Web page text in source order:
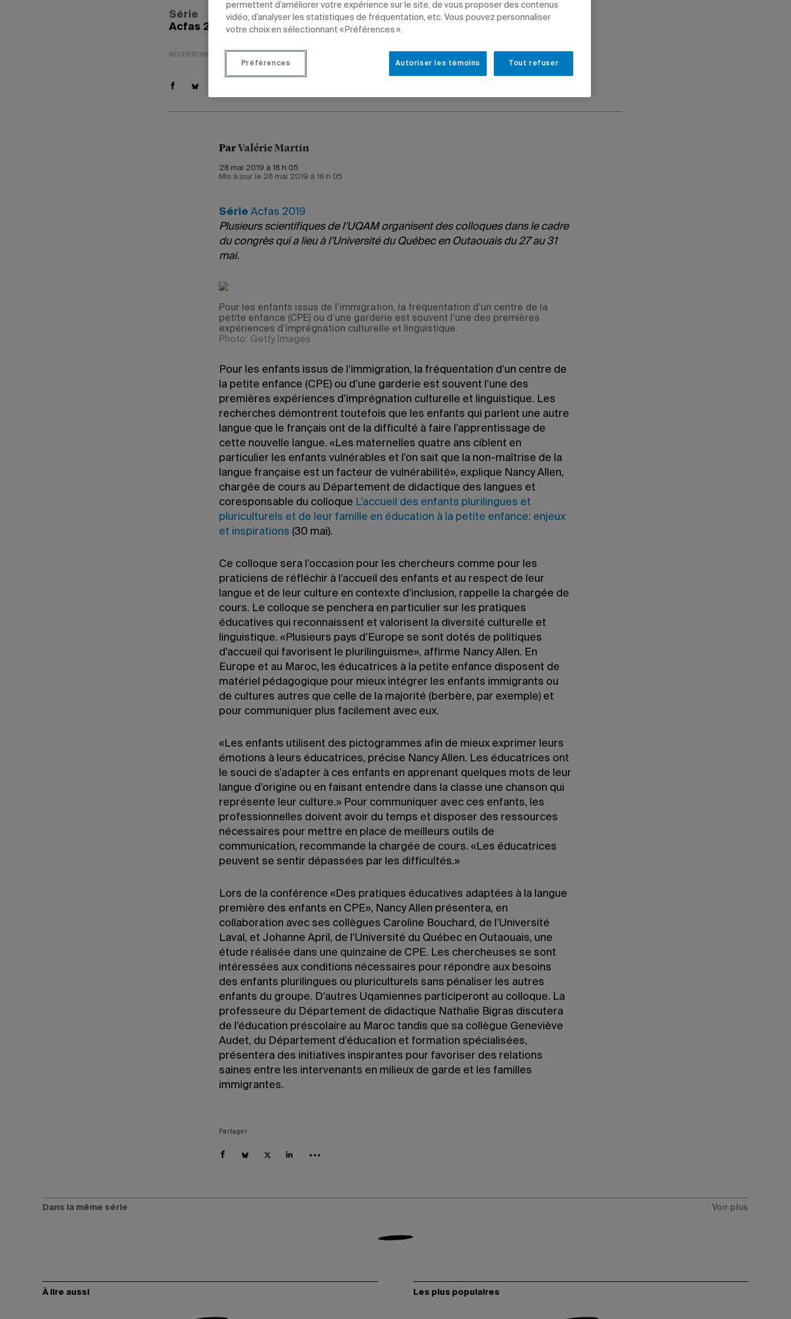
Série
Acfas 2019
RECHERCHE ÉDUCATION PROFESSEURS
ParValérie Martin
28 mai 2019 à 16 h 05
Mis à jour le 28 mai 2019 à 16 h 05
Série Acfas 2019
Plusieurs scientifiques de l’UQAM organisent des colloques dans le cadre
du congrès qui a lieu à l’Université du Québec en Outaouais du 27 au 31
mai.
Pour les enfants issus de l’immigration, la fréquentation d’un centre de la
petite enfance (CPE) ou d’une garderie est souvent l’une des premières
expériences d’imprégnation culturelle et linguistique.
Photo: Getty Images
Pour les enfants issus de l’immigration, la fréquentation d’un centre de
la petite enfance (CPE) ou d’une garderie est souvent l’une des
premières expériences d’imprégnation culturelle et linguistique. Les
recherches démontrent toutefois que les enfants qui parlent une autre
langue que le français ont de la difficulté à faire l’apprentissage de
cette nouvelle langue. «Les maternelles quatre ans ciblent en
particulier les enfants vulnérables et l’on sait que la non-maîtrise de la
langue française est un facteur de vulnérabilité», explique Nancy Allen,
chargée de cours au Département de didactique des langues et
coresponsable du colloque L’accueil des enfants plurilingues et
pluriculturels et de leur famille en éducation à la petite enfance: enjeux
et inspirations (30 mai).
Ce colloque sera l’occasion pour les chercheurs comme pour les
praticiens de réfléchir à l’accueil des enfants et au respect de leur
langue et de leur culture en contexte d’inclusion, rappelle la chargée de
cours. Le colloque se penchera en particulier sur les pratiques
éducatives qui reconnaissent et valorisent la diversité culturelle et
linguistique. «Plusieurs pays d’Europe se sont dotés de politiques
d’accueil qui favorisent le plurilinguisme», affirme Nancy Allen. En
Europe et au Maroc, les éducatrices à la petite enfance disposent de
matériel pédagogique pour mieux intégrer les enfants immigrants ou
de cultures autres que celle de la majorité (berbère, par exemple) et
pour communiquer plus facilement avec eux.
«Les enfants utilisent des pictogrammes afin de mieux exprimer leurs
émotions à leurs éducatrices, précise Nancy Allen. Les éducatrices ont
le souci de s’adapter à ces enfants en apprenant quelques mots de leur
langue d’origine ou en faisant entendre dans la classe une chanson qui
représente leur culture.» Pour communiquer avec ces enfants, les
professionnelles doivent avoir du temps et disposer des ressources
nécessaires pour mettre en place de meilleurs outils de
communication, recommande la chargée de cours. «Les éducatrices
peuvent se sentir dépassées par les difficultés.»
Lors de la conférence «Des pratiques éducatives adaptées à la langue
première des enfants en CPE», Nancy Allen présentera, en
collaboration avec ses collègues Caroline Bouchard, de l’Université
Laval, et Johanne April, de l’Université du Québec en Outaouais, une
étude réalisée dans une quinzaine de CPE. Les chercheuses se sont
intéressées aux conditions nécessaires pour répondre aux besoins
des enfants plurilingues ou pluriculturels sans pénaliser les autres
enfants du groupe. D’autres Uqamiennes participeront au colloque. La
professeure du Département de didactique Nathalie Bigras discutera
de l’éducation préscolaire au Maroc tandis que sa collègue Geneviève
Audet, du Département d’éducation et formation spécialisées,
présentera des initiatives inspirantes pour favoriser des relations
saines entre les intervenants en milieux de garde et les familles
immigrantes.
Partager
Dans la même série Voir plus
À lire aussi Les plus populaires
permettent d’améliorer votre expérience sur le site, de vous proposer des contenus
vidéo, d’analyser les statistiques de fréquentation, etc. Vous pouvez personnaliser
votre choix en sélectionnant « Préférences ».
Tout refuser
Autoriser les témoins
Préférences